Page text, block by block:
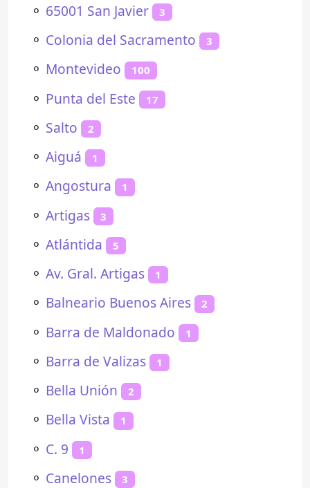
⚬ 65001 San Javier 3
⚬ Colonia del Sacramento 3
⚬ Montevideo 100
⚬ Punta del Este 17
⚬ Salto 2
⚬ Aiguá 1
⚬ Angostura 1
⚬ Artigas 3
⚬ Atlántida 5
⚬ Av. Gral. Artigas 1
⚬ Balneario Buenos Aires 2
⚬ Barra de Maldonado 1
⚬ Barra de Valizas 1
⚬ Bella Unión 2
⚬ Bella Vista 1
⚬ C. 9 1
⚬ Canelones 3